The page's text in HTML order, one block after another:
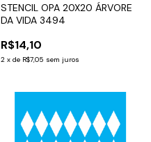
STENCIL OPA 20X20 ÁRVORE
DA VIDA 3494
R$14,10
2 x de R$7,05 sem juros